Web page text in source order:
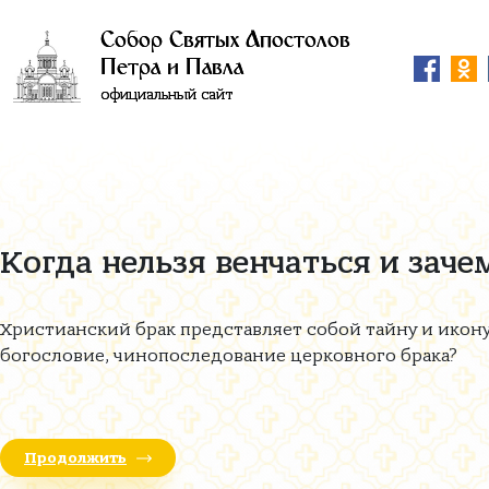
Собор Святых Апостолов
Петра и Павла
официальный сайт
Когда нельзя венчаться и
Христианский брак представляет собой тайну и
богословие, чинопоследование церковного брака?
Продолжить